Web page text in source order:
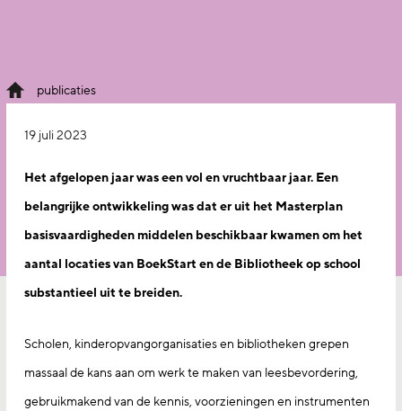
publicaties
19 juli 2023
Het afgelopen jaar was een vol en vruchtbaar jaar. Een
belangrijke ontwikkeling was dat er uit het Masterplan
basisvaardigheden middelen beschikbaar kwamen om het
aantal locaties van BoekStart en de Bibliotheek op school
substantieel uit te breiden.
Scholen, kinderopvangorganisaties en bibliotheken grepen
massaal de kans aan om werk te maken van leesbevordering,
gebruikmakend van de kennis, voorzieningen en instrumenten